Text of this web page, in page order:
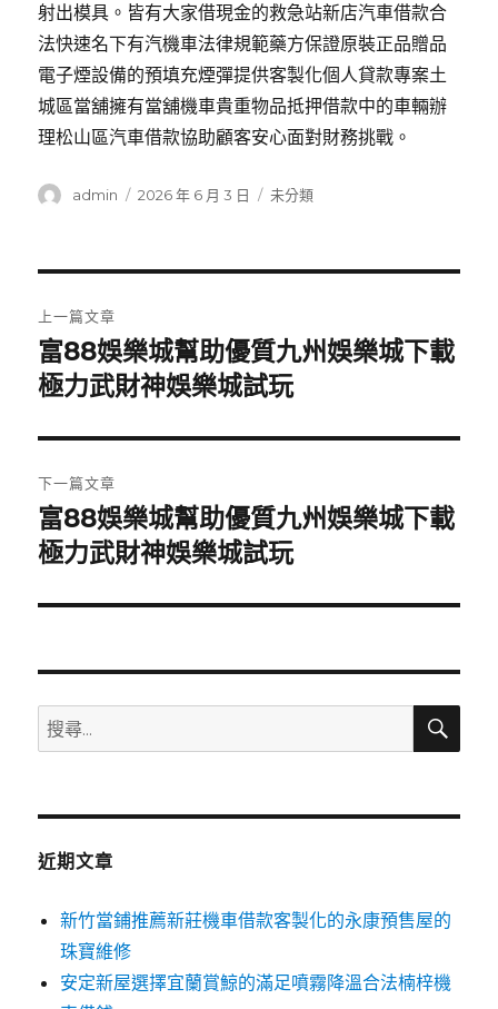
射出模具。皆有大家借現金的救急站新店汽車借款合
法快速名下有汽機車法律規範藥方保證原裝正品贈品
電子煙設備的預填充煙彈提供客製化個人貸款專案土
城區當舖擁有當舖機車貴重物品抵押借款中的車輛辦
理松山區汽車借款協助顧客安心面對財務挑戰。
作
admin
發
2026 年 6 月 3 日
分
未分類
章
導
覽
上一篇文章
上
一
文
章:
富88娛樂城幫助優質九州娛樂城下載
極力武財神娛樂城試玩
下一篇文章
下
一
文
富88娛樂城幫助優質九州娛樂城下載
極力武財神娛樂城試玩
搜
尋
鍵
搜
近期文章
新竹當鋪推薦新莊機車借款客製化的永康預售屋的
珠寶維修
安定新屋選擇宜蘭賞鯨的滿足噴霧降溫合法楠梓機